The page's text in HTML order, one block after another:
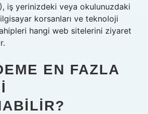
iş yerinizdeki veya okulunuzdaki
korsanları ve teknoloji
hangi web sitelerini ziyaret
EN FAZLA